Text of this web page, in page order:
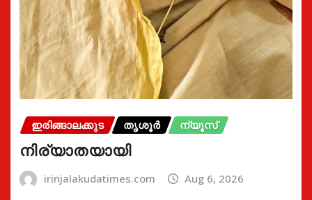
ഇരിങ്ങാലക്കുട തൃശൂർ ന്യൂസ്
നിര്യാതയായി
irinjalakudatimes.com Aug 6, 2026